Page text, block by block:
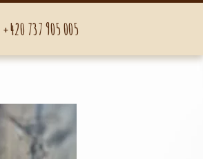
+420 737 905 005